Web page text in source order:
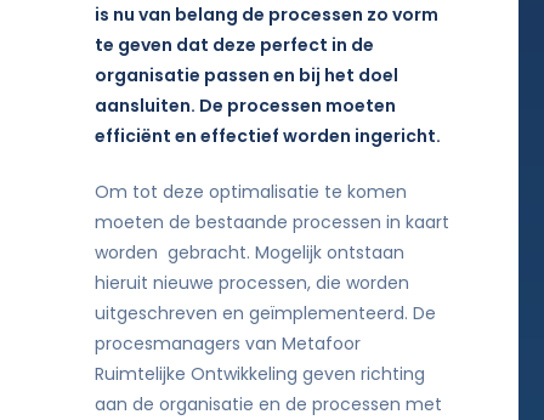
is nu van belang de processen zo vorm
te geven dat deze perfect in de
organisatie passen en bij het doel
aansluiten. De processen moeten
efficiënt en effectief worden ingericht.
Om tot deze optimalisatie te komen
moeten de bestaande processen in kaart
worden gebracht. Mogelijk ontstaan
hieruit nieuwe processen, die worden
uitgeschreven en geïmplementeerd. De
procesmanagers van Metafoor
Ruimtelijke Ontwikkeling geven richting
aan de organisatie en de processen met